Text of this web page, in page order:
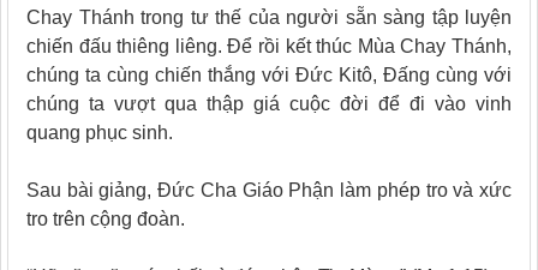
Chay Thánh trong tư thế của người sẵn sàng tập luyện
chiến đấu thiêng liêng. Để rồi kết thúc Mùa Chay Thánh,
chúng ta cùng chiến thắng với Đức Kitô, Đấng cùng với
chúng ta vượt qua thập giá cuộc đời để đi vào vinh
quang phục sinh.
Sau bài giảng, Đức Cha Giáo Phận làm phép tro và xức
tro trên cộng đoàn.